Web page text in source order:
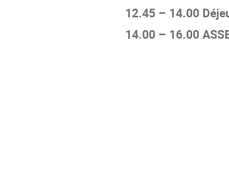
12.45 – 14.00
14.00 – 16.00